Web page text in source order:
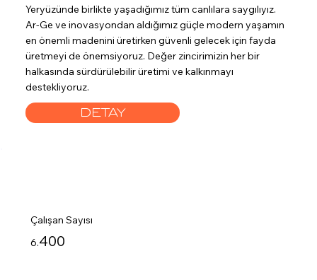
Yeryüzünde birlikte yaşadığımız tüm canlılara saygılıyız.
Ar-Ge ve inovasyondan aldığımız güçle modern yaşamın
en önemli madenini üretirken güvenli gelecek için fayda
üretmeyi de önemsiyoruz. Değer zincirimizin her bir
halkasında sürdürülebilir üretimi ve kalkınmayı
destekliyoruz.
DETAY
Çalışan Sayısı
6.400